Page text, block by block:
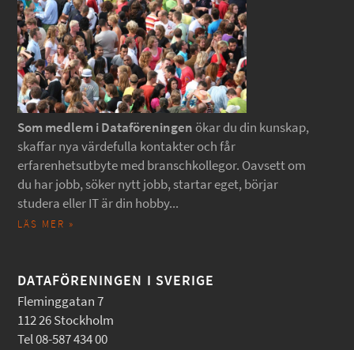
Som medlem i Dataföreningen ökar du din kunskap,
skaffar nya värdefulla kontakter och får
erfarenhetsutbyte med branschkollegor. Oavsett om
du har jobb, söker nytt jobb, startar eget, börjar
studera eller IT är din hobby...
LÄS MER »
DATAFÖRENINGEN I SVERIGE
Fleminggatan 7
112 26 Stockholm
Tel 08-587 434 00